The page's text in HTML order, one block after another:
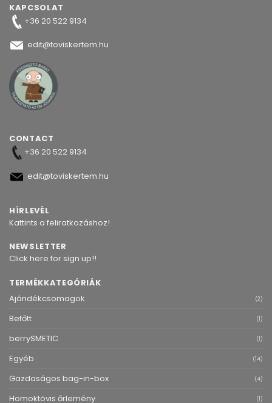
KAPCSOLAT
+36 20 522 9134
edit@toviskertem.hu
CONTACT
+36 20 522 9134
edit@toviskertem.hu
HÍRLEVÉL
Kattints a feliratkozáshoz!
NEWSLETTER
Click here for sign up!!
TERMÉKKATEGÓRIÁK
Ajándékcsomagok
(2)
Befőtt (1)
berrySMETIC (1)
Egyéb (14)
Gazdaságos bag-in-box (4)
Homoktövis őrlemény (1)